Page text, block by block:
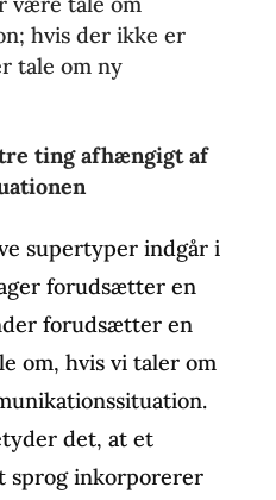
hvis der ikke er
tale om ny
ting afhængigt af
supertyper indgår i
forudsætter en
forudsætter en
om, hvis vi taler om
det, at et
sprog inkorporerer